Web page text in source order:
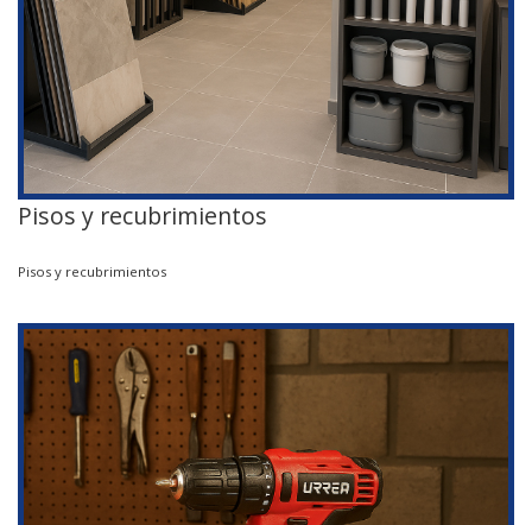
Pisos y recubrimientos
Pisos y recubrimientos